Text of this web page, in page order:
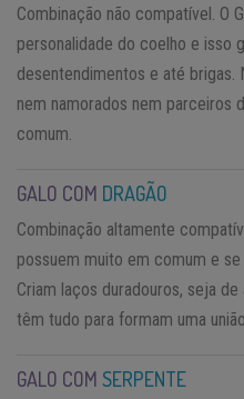
Combinação não compatível. O
personalidade do coelho e isso
desentendimentos e até brigas.
nem namorados nem parceiros
comum.
GALO COM DRAGÃO
Combinação altamente
possuem muito em comum e
Criam laços duradouros, seja
têm tudo para formam uma
GALO COM SERPENTE